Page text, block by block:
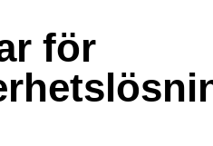
för